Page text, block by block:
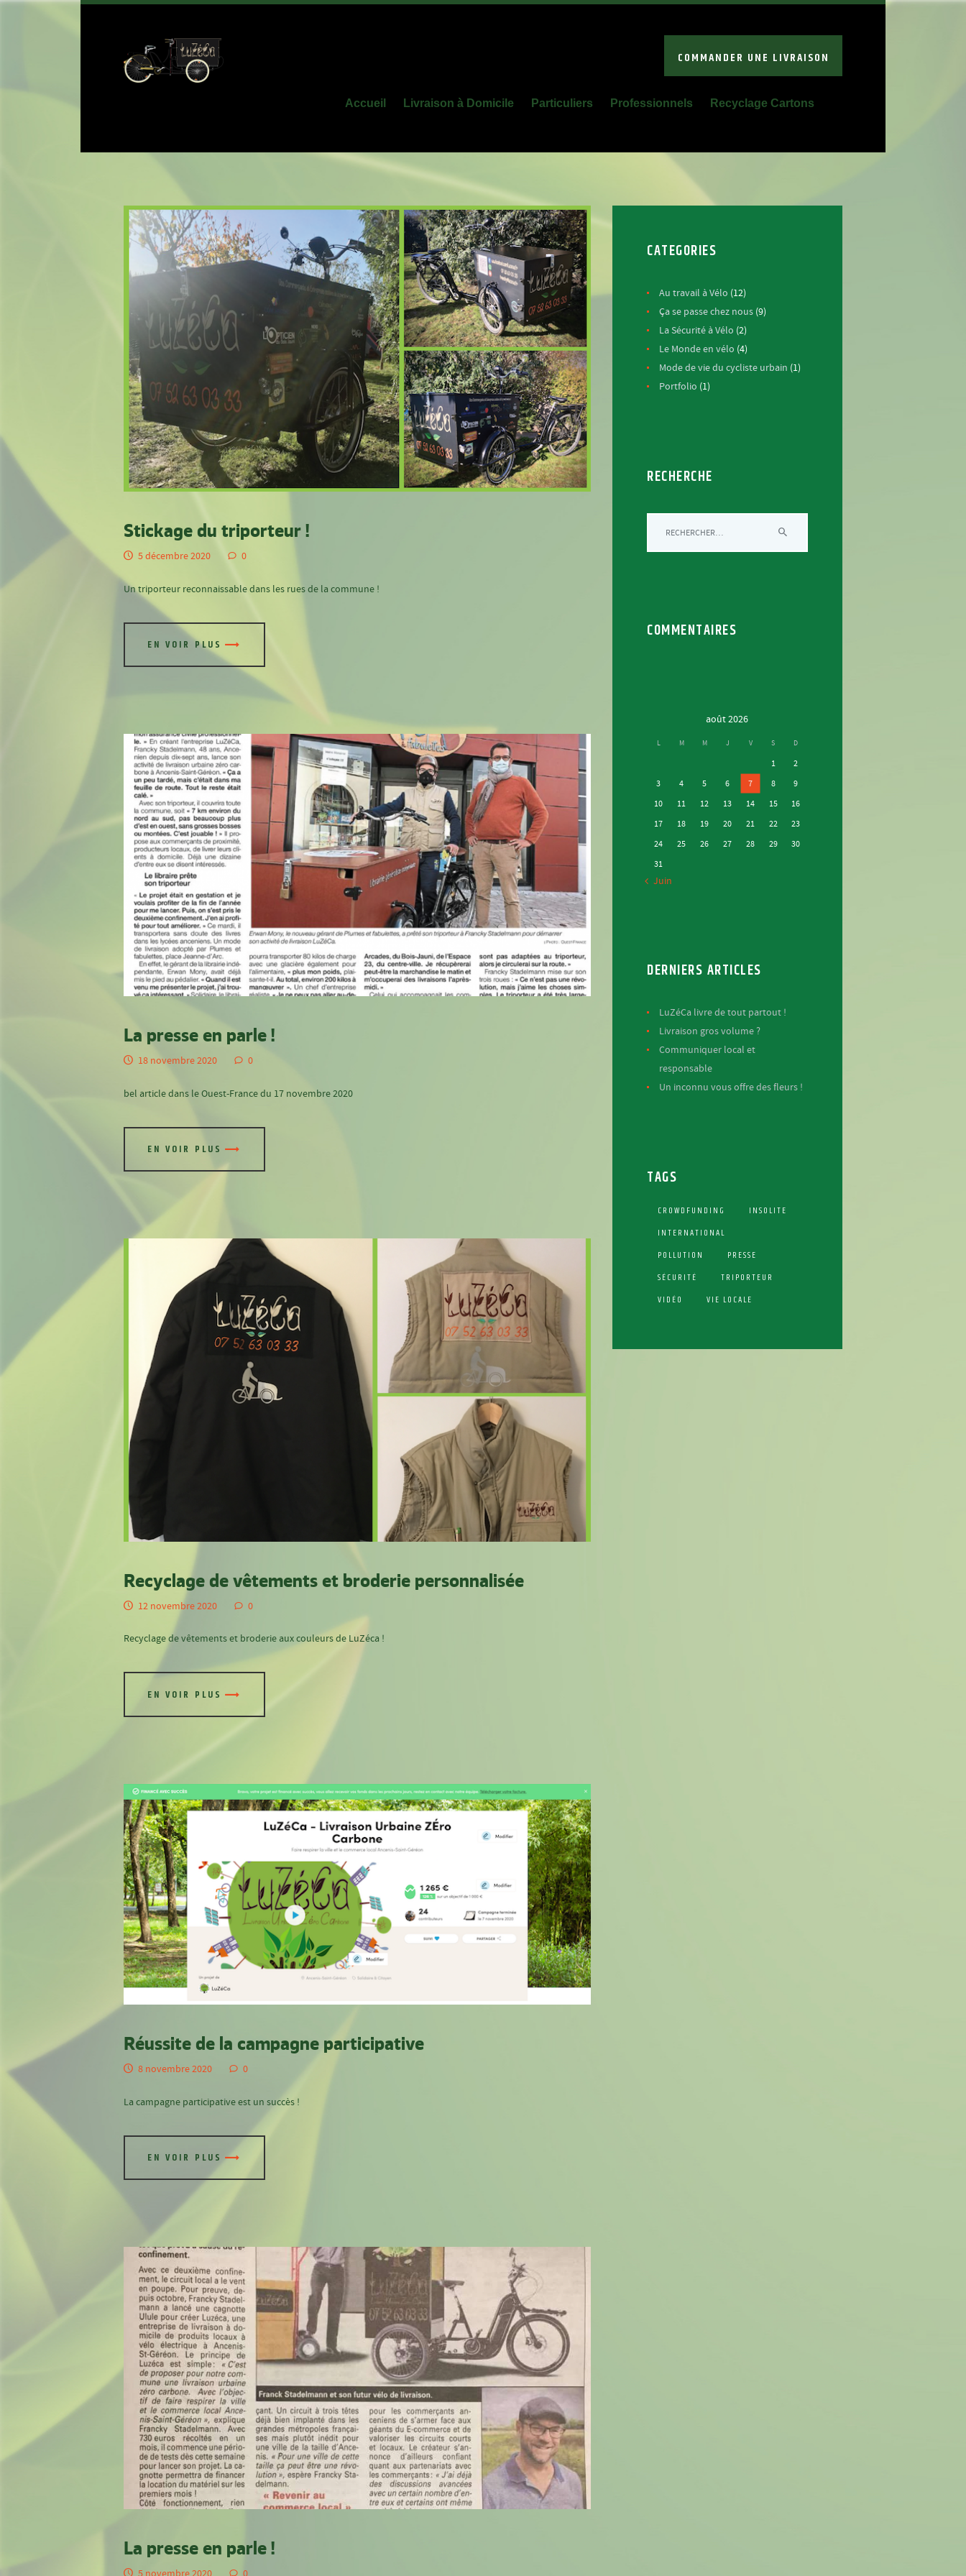
COMMANDER UNE LIVRAISON
Accueil Livraison à Domicile Particuliers Professionnels Recyclage Cartons
Stickage du triporteur !
5 décembre 2020 0
Un triporteur reconnaissable dans les rues de la commune !
EN VOIR PLUS
La presse en parle !
18 novembre 2020 0
bel article dans le Ouest-France du 17 novembre 2020
EN VOIR PLUS
Recyclage de vêtements et broderie personnalisée
12 novembre 2020 0
Recyclage de vêtements et broderie aux couleurs de LuZéca !
EN VOIR PLUS
Réussite de la campagne participative
8 novembre 2020 0
La campagne participative est un succès !
EN VOIR PLUS
La presse en parle !
CATEGORIES
Au travail à Vélo (12)
Ça se passe chez nous (9)
La Sécurité à Vélo (2)
Le Monde en vélo (4)
Mode de vie du cycliste urbain (1)
Portfolio (1)
RECHERCHE
COMMENTAIRES
août 2026
L M M J V S D
1
2
3
4 5 6 7 8
9
10
11 12 13 14 15
16
17
18 19 20 21 22
23
24
25 26 27 28 29
30
31
« Juin
DERNIERS ARTICLES
LuZéCa livre de tout partout !
Livraison gros volume ?
Communiquer local et
responsable
Un inconnu vous offre des fleurs !
TAGS
CROWDFUNDING
INSOLITE
INTERNATIONAL
POLLUTION
PRESSE
SÉCURITÉ
TRIPORTEUR
VIDÉO
VIE LOCALE